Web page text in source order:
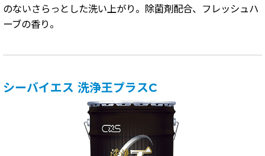
のないさらっとした洗い上がり。除菌剤配合、フレッシュハ
ーブの香り。
シーバイエス 洗浄王プラスC